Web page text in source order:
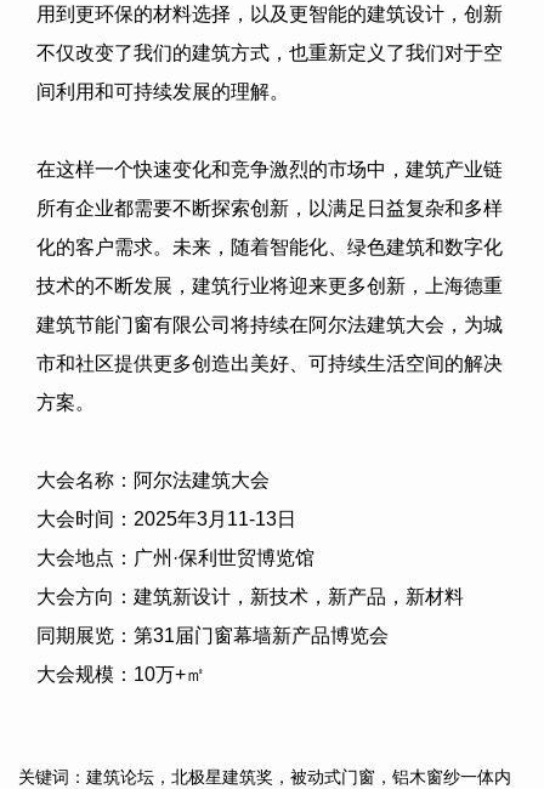
用到更环保的材料选择，以及更智能的建筑设计，创新
不仅改变了我们的建筑方式，也重新定义了我们对于空
间利用和可持续发展的理解。
在这样一个快速变化和竞争激烈的市场中，建筑产业链
所有企业都需要不断探索创新，以满足日益复杂和多样
化的客户需求。未来，随着智能化、绿色建筑和数字化
技术的不断发展，建筑行业将迎来更多创新，
上海德重
建筑节能门窗有限公司 将持续在阿尔法建筑大会，为城
市和社区提供更多创造出美好、可持续生活空间的解决
方案。
大会名称：阿尔法建筑大会
大会时间： 2025年3月 11-13日
大会地点：广州·保利世贸博览馆
大会方向：建筑新设计，新技术，新产品，新材料
同期展览：第31届门窗幕墙新产品博览会
大会规模： 10万+㎡
关键词：建筑论坛，北极星建筑奖，被动式门窗，铝木窗纱一体内